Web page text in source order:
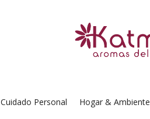
Cuidado Personal Hogar & Ambiente